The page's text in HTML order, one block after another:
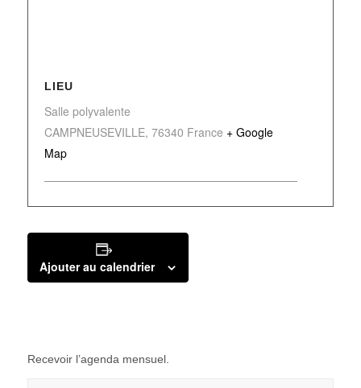
LIEU
Salle polyvalente
CAMPNEUSEVILLE, 76340 France + Google
Map
Ajouter au calendrier
Recevoir l’agenda mensuel.